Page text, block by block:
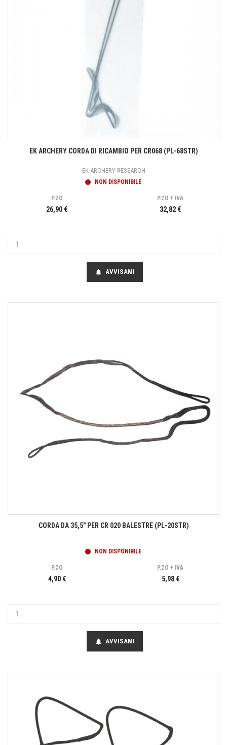
EK ARCHERY CORDA DI RICAMBIO PER CR068 (PL-68STR)
EK ARCHERY RESEARCH
NON DISPONIBILE
P.ZO
26,90 €
P.ZO + IVA
32,82 €
notifications AVVISAMI
CORDA DA 35,5" PER CR 020 BALESTRE (PL-20STR)
NON DISPONIBILE
P.ZO
4,90 €
P.ZO + IVA
5,98 €
notifications AVVISAMI